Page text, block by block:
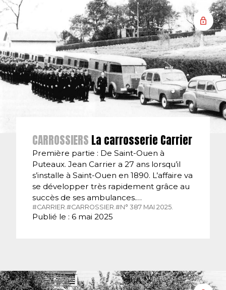
CARROSSIERS La carrosserie Carrier
Première partie : De Saint-Ouen à
Puteaux. Jean Carrier a 27 ans lorsqu’il
s’installe à Saint-Ouen en 1890. L’affaire va
se développer très rapidement grâce au
succès de ses ambulances.…
#CARRIER.#CARROSSIER.#N° 387 MAI 2025.
Publié le : 6 mai 2025